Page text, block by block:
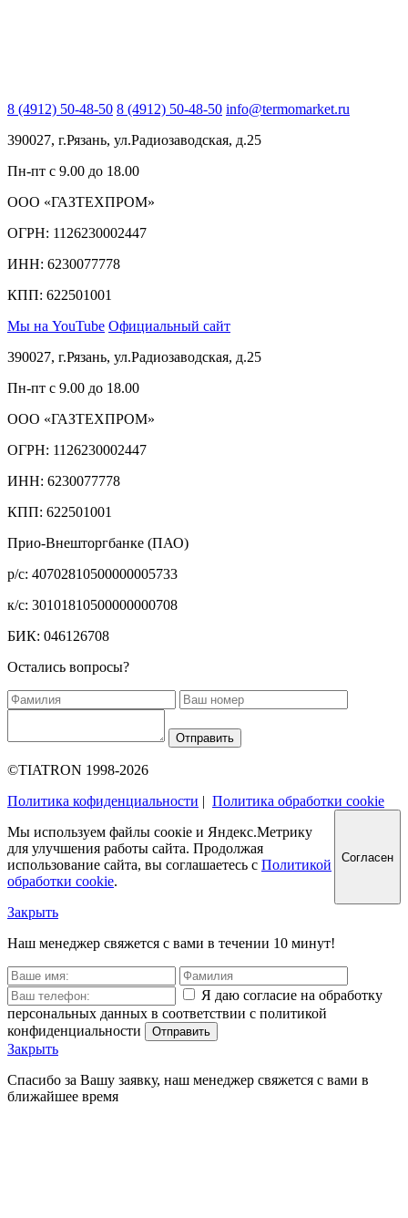
8 (4912) 50-48-50 8 (4912) 50-48-50 info@termomarket.ru
390027, г.Рязань, ул.Радиозаводская, д.25
Пн-пт с 9.00 до 18.00
ООО «ГАЗТЕХПРОМ»
ОГРН: 1126230002447
ИНН: 6230077778
КПП: 622501001
Мы на YouTube Официальный сайт
390027, г.Рязань, ул.Радиозаводская, д.25
Пн-пт с 9.00 до 18.00
ООО «ГАЗТЕХПРОМ»
ОГРН: 1126230002447
ИНН: 6230077778
КПП: 622501001
Прио-Внешторгбанке (ПАО)
р/с: 40702810500000005733
к/с: 30101810500000000708
БИК: 046126708
Остались вопросы?
Отправить
©TIATRON 1998-2026
Политика кофиденциальности
Политика обработки cookie
Мы используем файлы соокіе и Яндекс.Метрику
для улучшения работы сайта. Продолжая
использование сайта, вы соглашаетесь с Политикой
обработки cookie.
Согласен
Закрыть
Наш менеджер свяжется с вами в течении 10 минут!
Я даю согласие на обработку
персональных данных в соответствии с политикой
конфиденциальности
Отправить
Закрыть
Спасибо за Вашу заявку, наш менеджер свяжется с вами в
ближайшее время